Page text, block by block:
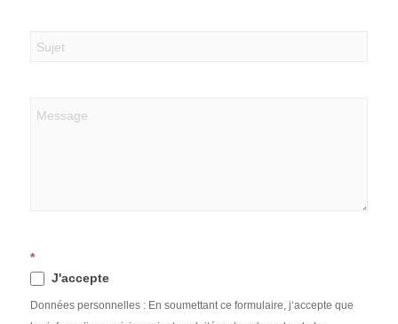
*
J'accepte
Données personnelles : En soumettant ce formulaire, j‘accepte que